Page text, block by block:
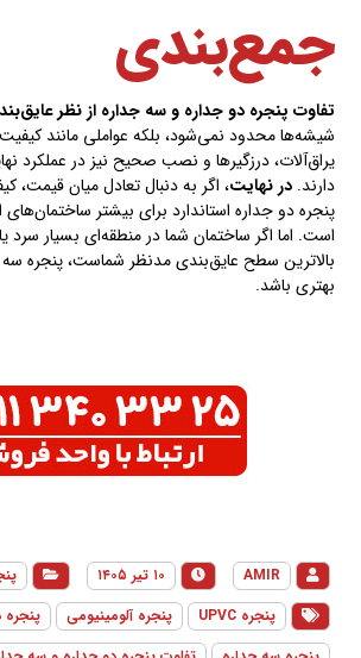
جمع‌بندی
تفاوت پنجره دو جداره و سه جداره از نظر
شیشه‌ها محدود نمی‌شود، بلکه عواملی مانند
یراق‌آلات، درزگیرها و نصب صحیح نیز در عملکرد
دارند.در نهایت، اگر به دنبال تعادل میان قیمت،
پنجره دو جداره استاندارد برای بیشتر ساختمان‌های
است. اما اگر ساختمان شما در منطقه‌ای بسیار سرد
بالاترین سطح عایق‌بندی مدنظر شماست، پنجره سه
بهتری باشد.
AMIR ۱۰ تیر ۱۴۰۵
پنجره UPVC
پنجره آلومینیومی
پنجره